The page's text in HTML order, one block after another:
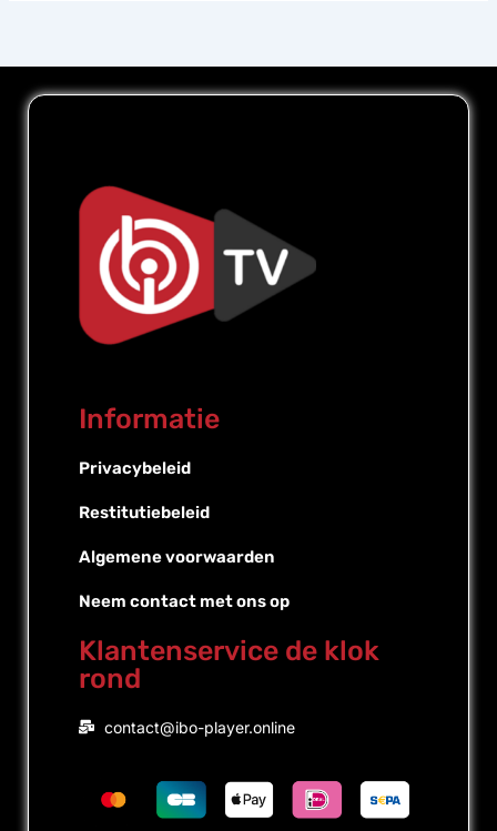
Informatie
Privacybeleid
Restitutiebeleid
Algemene voorwaarden
Neem contact met ons op
Klantenservice de klok
rond
contact@ibo-player.online
English
Portuguese (Brazil)